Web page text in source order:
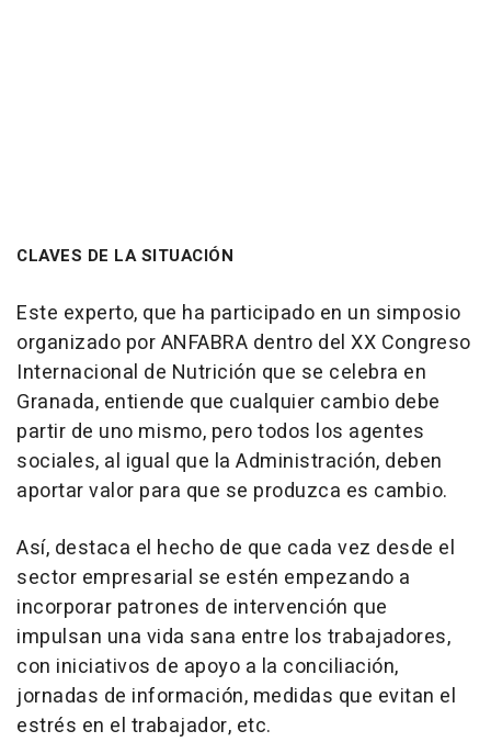
CLAVES DE LA SITUACIÓN
Este experto, que ha participado en un simposio
organizado por ANFABRA dentro del XX Congreso
Internacional de Nutrición que se celebra en
Granada, entiende que cualquier cambio debe
partir de uno mismo, pero todos los agentes
sociales, al igual que la Administración, deben
aportar valor para que se produzca es cambio.
Así, destaca el hecho de que cada vez desde el
sector empresarial se estén empezando a
incorporar patrones de intervención que
impulsan una vida sana entre los trabajadores,
con iniciativos de apoyo a la conciliación,
jornadas de información, medidas que evitan el
estrés en el trabajador, etc.